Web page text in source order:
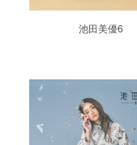
池田美優6